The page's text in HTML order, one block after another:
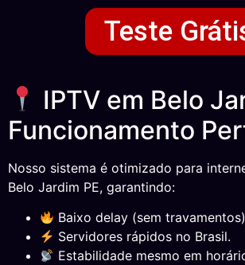
Teste
IPTV em Belo
Funcionamento
Nosso sistema é otimizado para
Belo Jardim PE, garantindo:
Baixo delay (sem
Servidores rápidos no Brasil.
Estabilidade mesmo em